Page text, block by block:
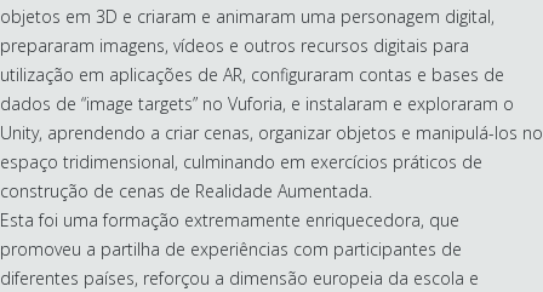
objetos em 3D e criaram e animaram uma personagem digital,
prepararam imagens, vídeos e outros recursos digitais para
utilização em aplicações de AR, configuraram contas e bases de
dados de “image targets” no Vuforia, e instalaram e exploraram o
Unity, aprendendo a criar cenas, organizar objetos e manipulá-los no
espaço tridimensional, culminando em exercícios práticos de
construção de cenas de Realidade Aumentada.
Esta foi uma formação extremamente enriquecedora, que
promoveu a partilha de experiências com participantes de
diferentes países, reforçou a dimensão europeia da escola e